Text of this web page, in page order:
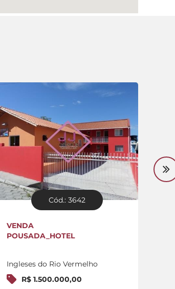
Cód.: 3642
VENDA
POUSADA_HOTEL
Ingleses do Rio Vermelho
R$ 1.500.000,00